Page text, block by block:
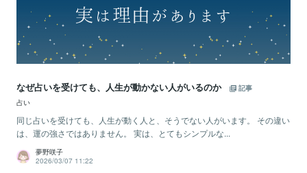
なぜ占いを受けても、人生が動かない人がいるのか
記事
占い
同じ占いを受けても、人生が動く人と、そうでない人がいます。 その違い
は、運の強さではありません。 実は、とてもシンプルな...
夢野咲子
2026/03/07 11:22